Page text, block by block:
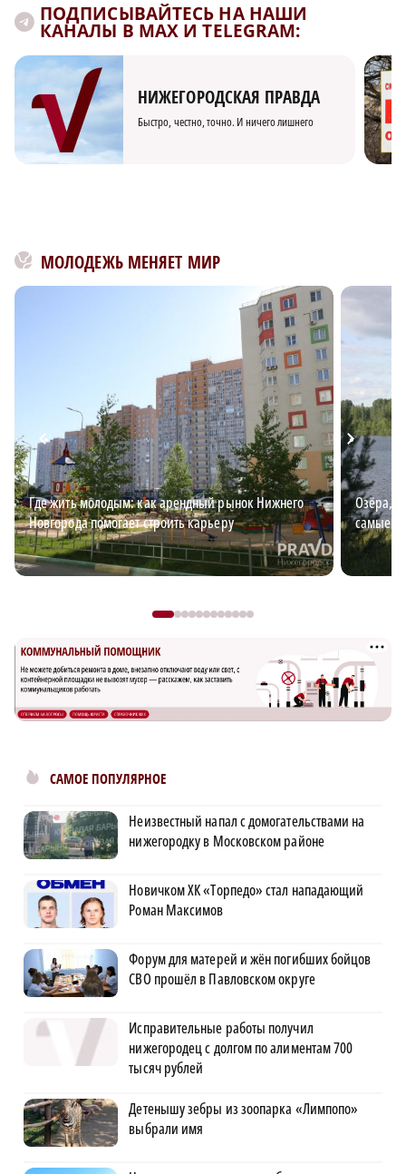
ПОДПИСЫВАЙТЕСЬ НА НАШИ
КАНАЛЫ В MAX И TELEGRAM:
НИЖЕГОРОДСКАЯ ПРАВДА
Быстро, честно, точно. И ничего лишнего
МОЛОДЕЖЬ МЕНЯЕТ МИР
Где жить молодым: как арендный рынок Нижнего
Новгорода помогает строить карьеру
Озёра,
самые
САМОЕ ПОПУЛЯРНОЕ
Неизвестный напал с домогательствами на
нижегородку в Московском районе
Новичком ХК «Торпедо» стал нападающий
Роман Максимов
Форум для матерей и жён погибших бойцов
СВО прошёл в Павловском округе
Исправительные работы получил
нижегородец с долгом по алиментам 700
тысяч рублей
Детенышу зебры из зоопарка «Лимпопо»
выбрали имя